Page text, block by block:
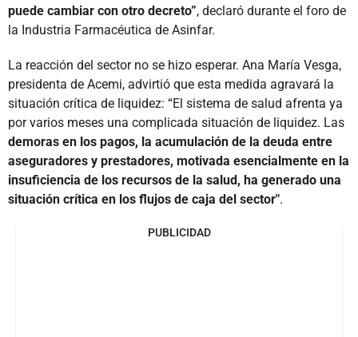
puede cambiar con otro decreto”, declaró durante el foro de
la Industria Farmacéutica de Asinfar.
La reacción del sector no se hizo esperar. Ana María Vesga,
presidenta de Acemi, advirtió que esta medida agravará la
situación crítica de liquidez: “El sistema de salud afrenta ya
por varios meses una complicada situación de liquidez. Las
demoras en los pagos, la acumulación de la deuda entre
aseguradores y prestadores, motivada esencialmente en la
insuficiencia de los recursos de la salud, ha generado una
situación crítica en los flujos de caja del sector".
PUBLICIDAD